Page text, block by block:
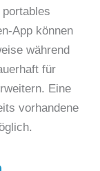
App können
während
für
Eine
vorhandene